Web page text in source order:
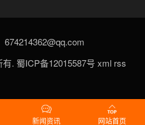
674214362@qq.com
有. 蜀ICP备12015587号 xml rss
新闻资讯 网站首页